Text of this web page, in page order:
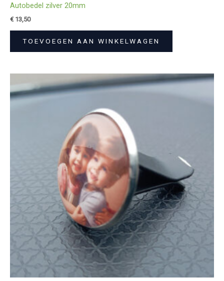
Autobedel zilver 20mm
€13,50
TOEVOEGEN AAN WINKELWAGEN